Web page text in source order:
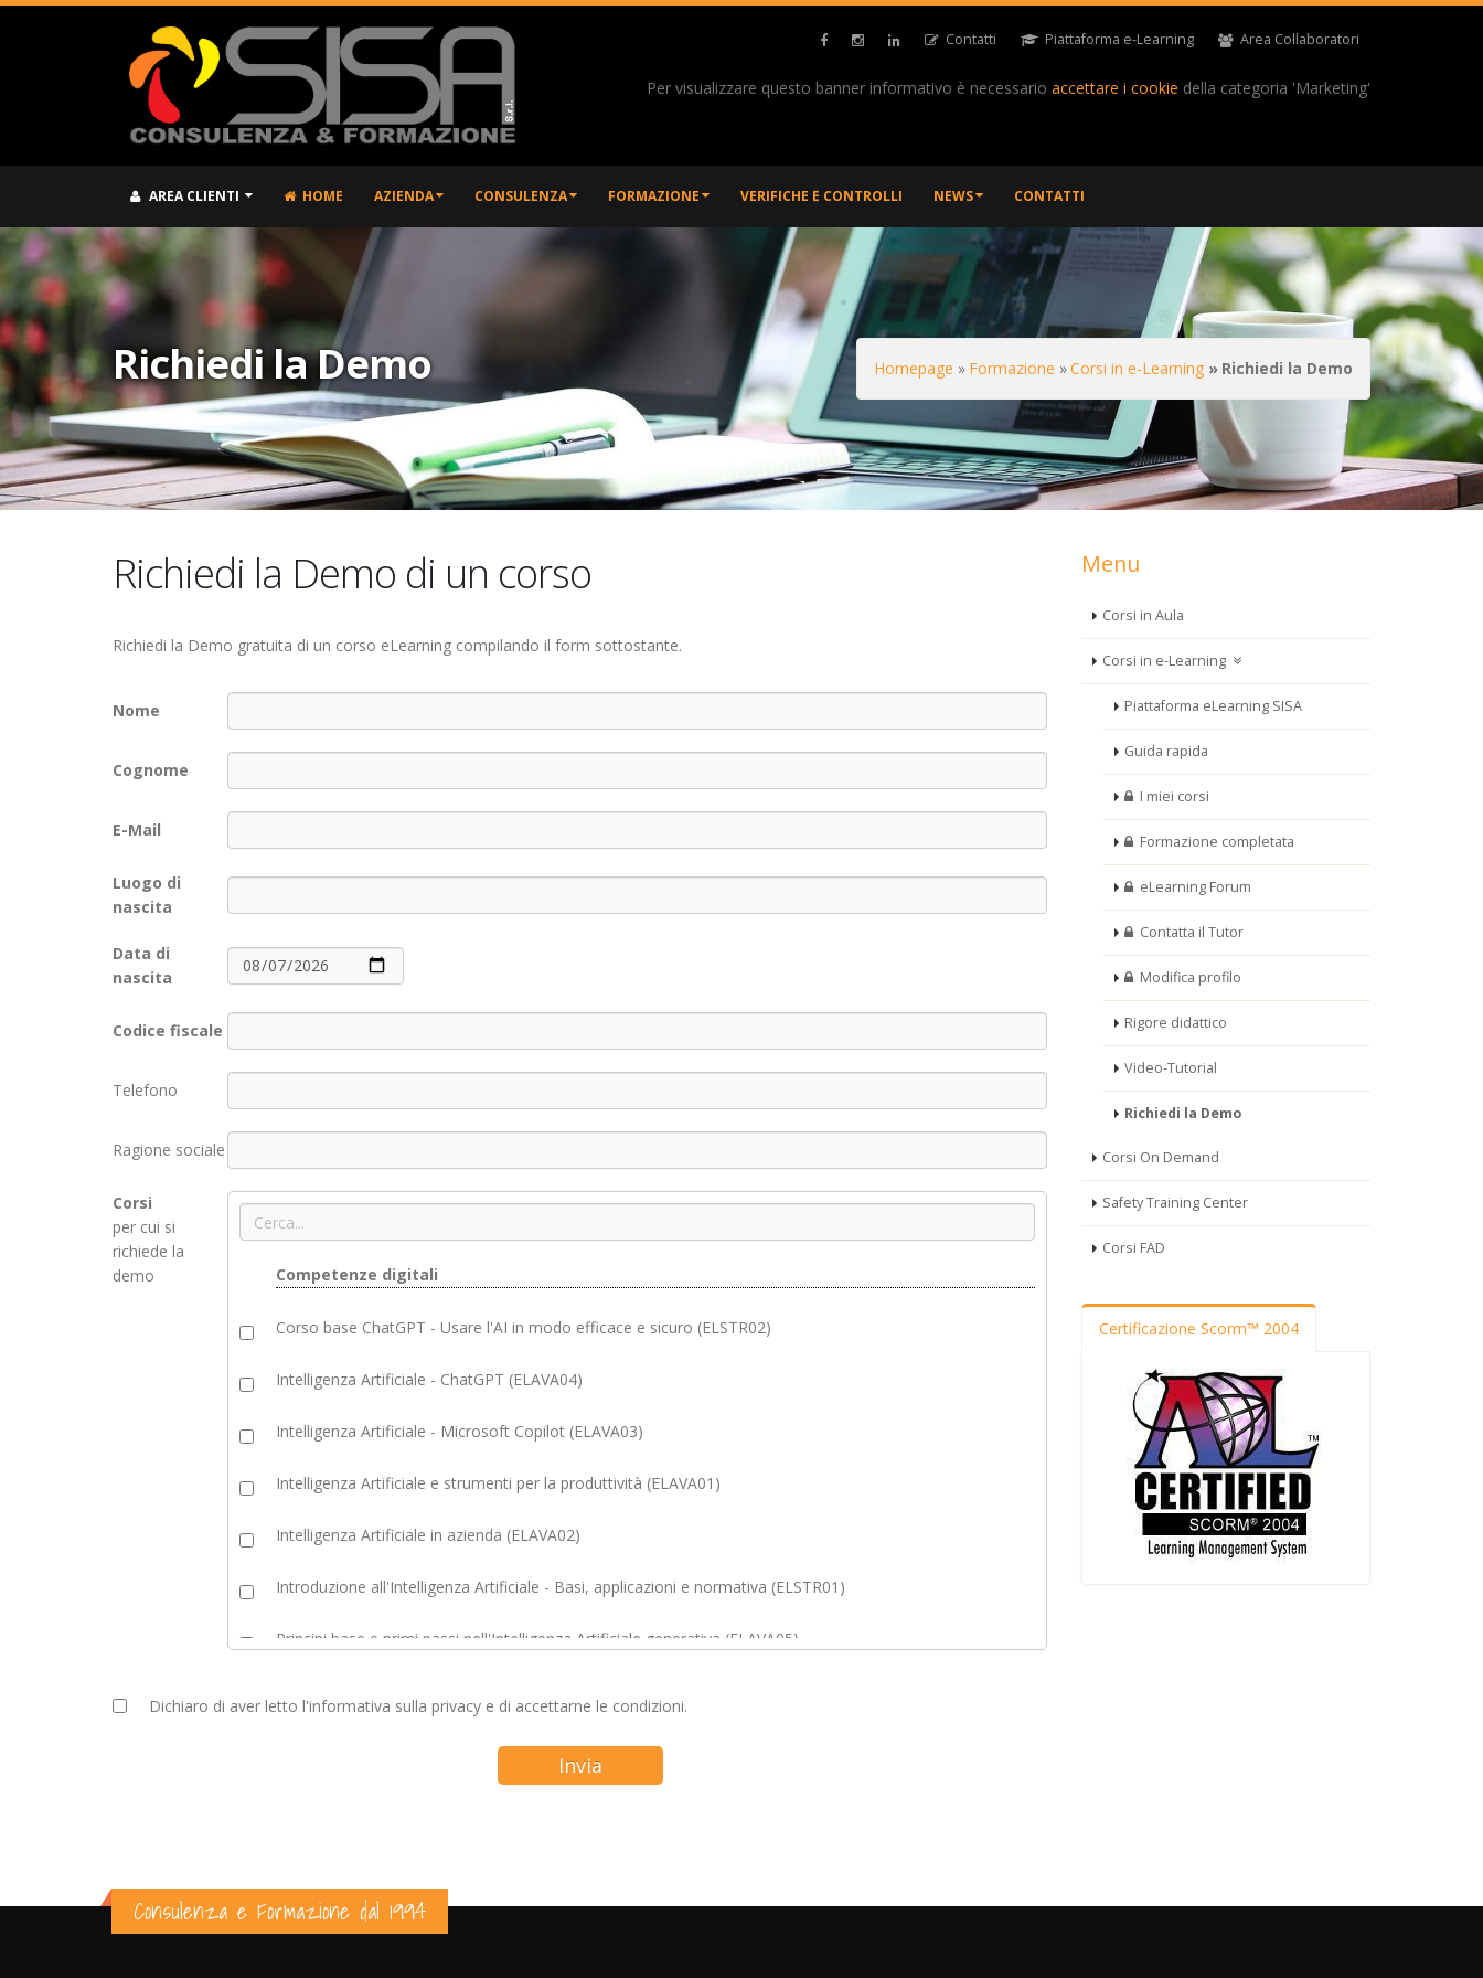
Contatti Piattaforma e-Learning Area Collaboratori
Per visualizzare questo banner informativo è necessario accettare i cookie della categoria 'Marketing'
AREA CLIENTI HOME AZIENDA CONSULENZA FORMAZIONE VERIFICHE E CONTROLLI NEWS CONTATTI
Homepage Formazione Corsi in e-Learning Richiedi la Demo
Richiedi la Demo
Richiedi la Demo di un corso
Richiedi la Demo gratuita di un corso eLearning compilando il form sottostante.
Nome
Cognome
E-Mail
Luogo di
nascita
Data di
nascita
Codice fiscale
Telefono
Ragione sociale
Corsi
per cui si
richiede la
demo
Competenze digitali
Corso base ChatGPT - Usare l'AI in modo efficace e sicuro (ELSTR02)
Intelligenza Artificiale - ChatGPT (ELAVA04)
Intelligenza Artificiale - Microsoft Copilot (ELAVA03)
Intelligenza Artificiale e strumenti per la produttività (ELAVA01)
Intelligenza Artificiale in azienda (ELAVA02)
Introduzione all'Intelligenza Artificiale - Basi, applicazioni e normativa (ELSTR01)
Principi base e primi passi nell'Intelligenza Artificiale generativa (ELAVA05)
Diversità, inclusione e parità di genere - Dai principi base alla pratica (EL1167)
Cyber Security - Company information protection (EL0639.04)
Dichiaro di aver letto l'informativa sulla privacy e di accettarne le condizioni.
Invia
Menu
Corsi in Aula
Corsi in e-Learning
Piattaforma eLearning SISA
Guida rapida
I miei corsi
Formazione completata
eLearning Forum
Contatta il Tutor
Modifica profilo
Rigore didattico
Video-Tutorial
Richiedi la Demo
Corsi On Demand
Safety Training Center
Corsi FAD
Certificazione Scorm™ 2004
Consulenza e Formazione dal 1994